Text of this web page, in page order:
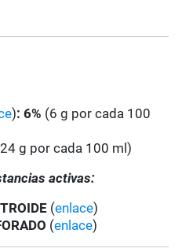
): 6% (6 g por cada 100
g por cada 100 ml)
activas:
(enlace)
(enlace)